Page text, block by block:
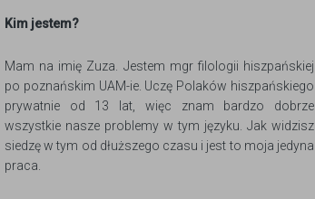
Kim jestem?
Mam na imię Zuza. Jestem mgr filologii hiszpańskiej
po poznańskim UAM-ie. Uczę Polaków hiszpańskiego
prywatnie od 13 lat, więc znam bardzo dobrze
wszystkie nasze problemy w tym języku. Jak widzisz
siedzę w tym od dłuższego czasu i jest to moja jedyna
praca.